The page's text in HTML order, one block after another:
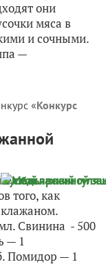
они
мяса в
и сочными.
—
«Конкурс
того, как
Свинина - 500
— 1
Помидор — 1